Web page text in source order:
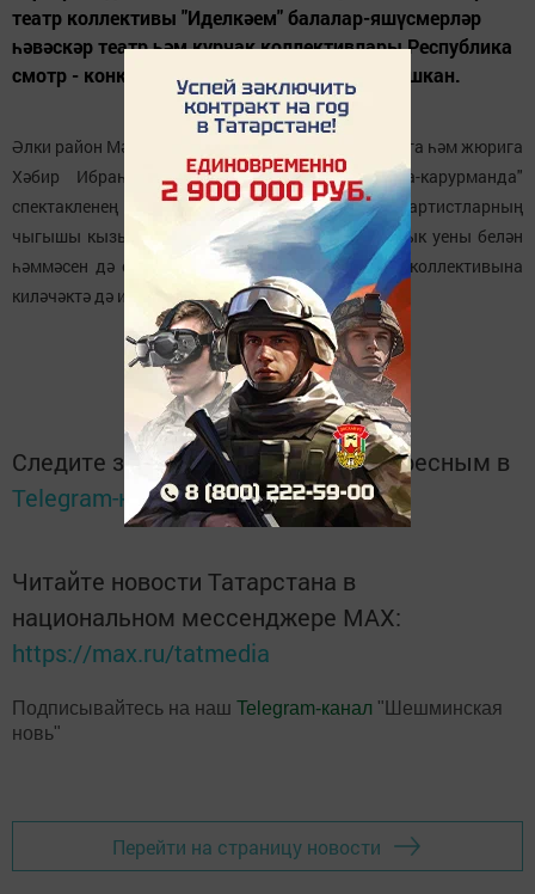
театр коллективы "Иделкәем" балалар-яшүсмерләр
һәвәскәр театр һәм курчак коллективлары Республика
смотр - конкурсының I зона турында катнашкан.
Әлки район Мәдәният йортында ул тамашачыларга һәм жюрига
Хәбир Ибраһимов пьесасы буенча "Урманда-карурманда"
спектакленең премьерасын тәкъдим иткән. Яшь артистларның
чыгышы кызыклы сюжетлары һәм яхшы актерлык уены белән
һәммәсен дә сөендергән. "Өмет" балалар театр коллективына
киләчәктә дә иҗат уңышлары теләгәннәр.
Следите за самым важным и интересным в
Telegram-канале Татмедиа
Читайте новости Татарстана в
национальном мессенджере MАХ:
https://max.ru/tatmedia
Подписывайтесь на наш Telegram-канал "Шешминская
новь"
Перейти на страницу новости